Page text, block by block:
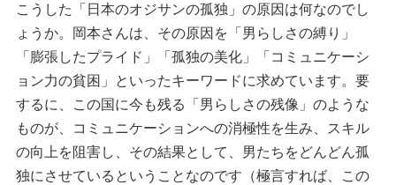
こうした「日本のオジサンの孤独」の原因は何なのでし
ょうか。岡本さんは、その原因を「男らしさの縛り」
「膨張したプライド」「孤独の美化」「コミュニケーシ
ョン力の貧困」といったキーワードに求めています。要
するに、この国に今も残る「男らしさの残像」のような
ものが、コミュニケーションへの消極性を生み、スキル
の向上を阻害し、その結果として、男たちをどんどん孤
独にさせているということなのです（極言すれば、この